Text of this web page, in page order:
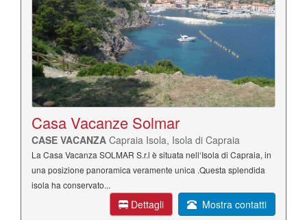
Casa Vacanze Solmar
CASE VACANZA Capraia Isola, Isola di Capraia
La Casa Vacanza SOLMAR S.r.l è situata nell‘Isola di Capraia, in
una posizione panoramica veramente unica .Questa splendida
isola ha conservato...
Dettagli Mostra contatti